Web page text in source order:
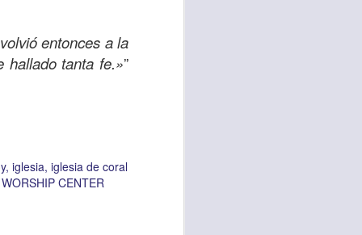
entonces a la
hallado tanta fe.»”
iglesia iglesia de coral
CENTER
Señor te pido
tu Santo Espíritu
mi ayuda, para
VIDA iglesia vida
CENTER